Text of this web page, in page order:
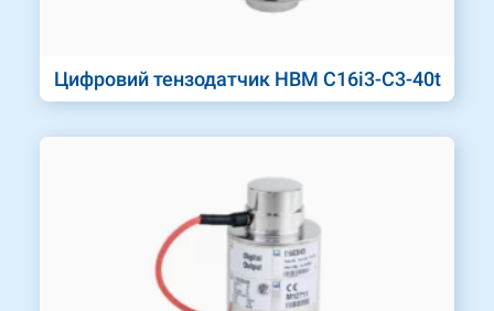
Цифровий тензодатчик HBM C16i3-C3-40t